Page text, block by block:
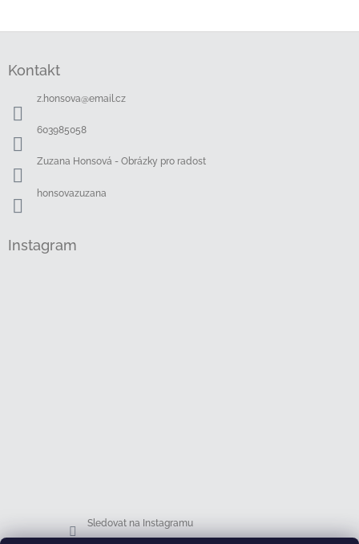
Kontakt
z.honsova@email.cz
603985058
Zuzana Honsová - Obrázky pro radost
honsovazuzana
Instagram
Sledovat na Instagramu